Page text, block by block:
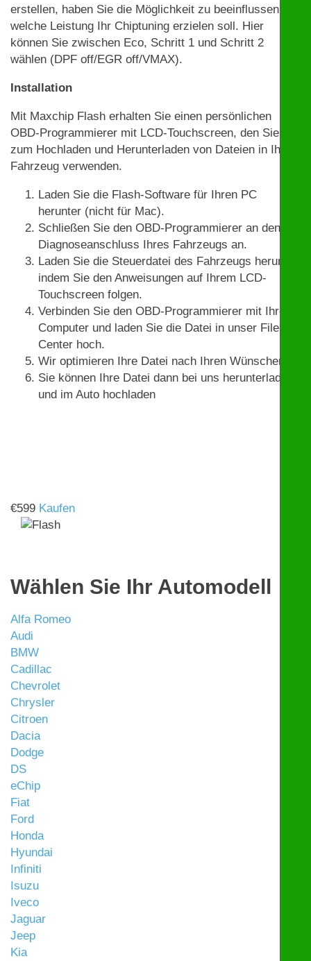
erstellen, haben Sie die Möglichkeit zu beeinflussen,
welche Leistung Ihr Chiptuning erzielen soll. Hier
können Sie zwischen Eco, Schritt 1 und Schritt 2
wählen (DPF off/EGR off/VMAX).
Installation
Mit Maxchip Flash erhalten Sie einen persönlichen
OBD-Programmierer mit LCD-Touchscreen, den Sie
zum Hochladen und Herunterladen von Dateien in Ihrem
Fahrzeug verwenden.
Laden Sie die Flash-Software für Ihren PC
herunter (nicht für Mac).
Schließen Sie den OBD-Programmierer an den
Diagnoseanschluss Ihres Fahrzeugs an.
Laden Sie die Steuerdatei des Fahrzeugs herunter,
indem Sie den Anweisungen auf Ihrem LCD-
Touchscreen folgen.
Verbinden Sie den OBD-Programmierer mit Ihrem
Computer und laden Sie die Datei in unser File-
Center hoch.
Wir optimieren Ihre Datei nach Ihren Wünschen.
Sie können Ihre Datei dann bei uns herunterladen
und im Auto hochladen
€599 Kaufen
Wählen Sie Ihr Automodell
Alfa Romeo
Audi
BMW
Cadillac
Chevrolet
Chrysler
Citroen
Dacia
Dodge
DS
eChip
Fiat
Ford
Honda
Hyundai
Infiniti
Isuzu
Iveco
Jaguar
Jeep
Kia